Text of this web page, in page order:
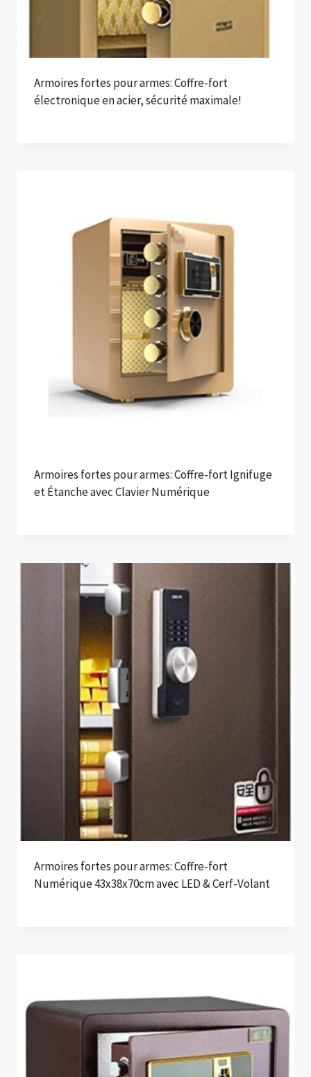
Armoires fortes pour armes: Coffre-fort
électronique en acier, sécurité maximale!
Armoires fortes pour armes: Coffre-fort Ignifuge
et Étanche avec Clavier Numérique
Armoires fortes pour armes: Coffre-fort
Numérique 43x38x70cm avec LED & Cerf-Volant